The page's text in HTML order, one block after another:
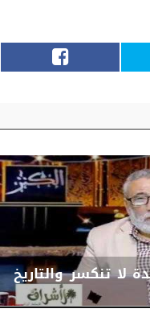
تنكسر والتاريخ